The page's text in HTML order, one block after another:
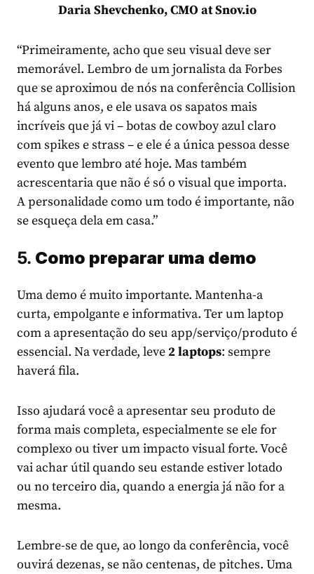
Daria Shevchenko, CMO at Snov.io
“Primeiramente, acho que seu visual deve ser
memorável. Lembro de um jornalista da Forbes
que se aproximou de nós na conferência Collision
há alguns anos, e ele usava os sapatos mais
incríveis que já vi – botas de cowboy azul claro
com spikes e strass – e ele é a única pessoa desse
evento que lembro até hoje. Mas também
acrescentaria que não é só o visual que importa.
A personalidade como um todo é importante, não
se esqueça dela em casa.”
5. Como preparar uma demo
Uma demo é muito importante. Mantenha-a
curta, empolgante e informativa. Ter um laptop
com a apresentação do seu app/serviço/produto é
essencial. Na verdade, leve 2 laptops: sempre
haverá fila.
Isso ajudará você a apresentar seu produto de
forma mais completa, especialmente se ele for
complexo ou tiver um impacto visual forte. Você
vai achar útil quando seu estande estiver lotado
ou no terceiro dia, quando a energia já não for a
mesma.
Lembre-se de que, ao longo da conferência, você
ouvirá dezenas, se não centenas, de pitches. Uma